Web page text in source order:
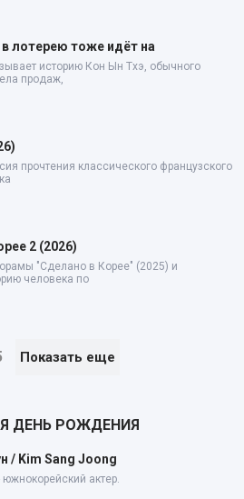
лотерею тоже идёт на
историю Кон Ын Тхэ, обычного
продаж,
прочтения классического французского
2 (2026)
"Сделано в Корее" (2025) и
человека по
Показать еще
ДЕНЬ РОЖДЕНИЯ
/ Kim Sang Joong
актер.